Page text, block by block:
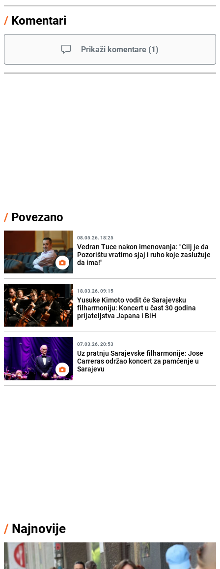
/ Komentari
Prikaži komentare (1)
/ Povezano
08.05.26. 18:25
Vedran Tuce nakon imenovanja: "Cilj je da
Pozorištu vratimo sjaj i ruho koje zaslužuje
da ima!"
18.03.26. 09:15
Yusuke Kimoto vodit će Sarajevsku
filharmoniju: Koncert u čast 30 godina
prijateljstva Japana i BiH
07.03.26. 20:53
Uz pratnju Sarajevske filharmonije: Jose
Carreras održao koncert za pamćenje u
Sarajevu
/ Najnovije